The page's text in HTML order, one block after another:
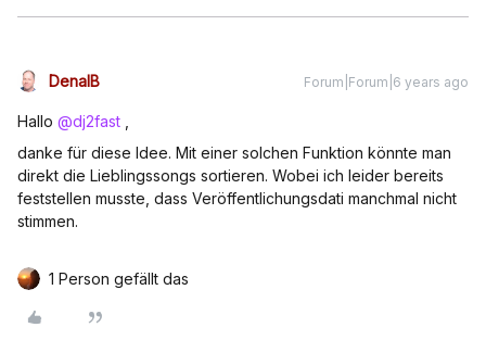
DenalB Forum|Forum|6 years ago
Hallo @dj2fast ,
danke für diese Idee. Mit einer solchen Funktion könnte man
direkt die Lieblingssongs sortieren. Wobei ich leider bereits
feststellen musste, dass Veröffentlichungsdati manchmal nicht
stimmen.
1 Person gefällt das